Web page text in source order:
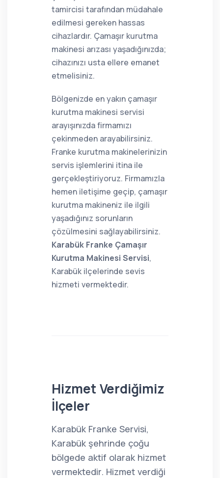
tamircisi tarafından müdahale
edilmesi gereken hassas
cihazlardır. Çamaşır kurutma
makinesi arızası yaşadığınızda;
cihazınızı usta ellere emanet
etmelisiniz.
Bölgenizde en yakın çamaşır
kurutma makinesi servisi
arayışınızda firmamızı
çekinmeden arayabilirsiniz.
Franke kurutma makinelerinizin
servis işlemlerini itina ile
gerçekleştiriyoruz. Firmamızla
hemen iletişime geçip, çamaşır
kurutma makineniz ile ilgili
yaşadığınız sorunların
çözülmesini sağlayabilirsiniz.
Karabük Franke Çamaşır
Kurutma Makinesi Servisi,
Karabük ilçelerinde sevis
hizmeti vermektedir.
Hizmet Verdiğimiz
İlçeler
Karabük Franke Servisi,
Karabük şehrinde çoğu
bölgede aktif olarak hizmet
vermektedir. Hizmet verdiği